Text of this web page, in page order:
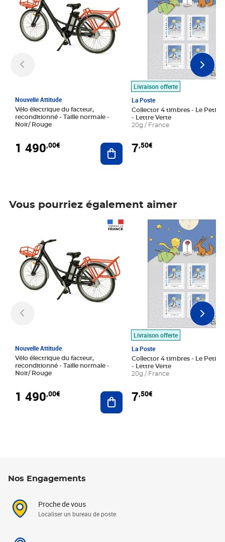
Nouvelle Attitude
Vélo électrique du facteur,
reconditionné - Taille normale -
Noir/ Rouge
1 490,00€ Ajouter au panier
Livraison offerte
La Poste
Collector 4 timbres - Le Petit
- Lettre Verte
20g / France
7,50€
Vous pourriez également aimer
Nouvelle Attitude
Vélo électrique du facteur,
reconditionné - Taille normale -
Noir/ Rouge
1 490,00€ Ajouter au panier
Livraison offerte
La Poste
Collector 4 timbres - Le Petit
- Lettre Verte
20g / France
7,50€
Prix 7,50€
Nos Engagements
Proche de vous
Localiser un bureau de poste